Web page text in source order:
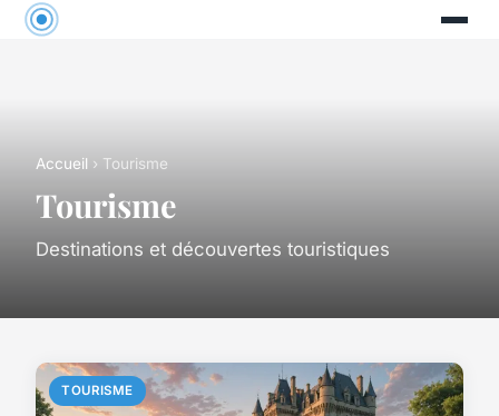
Accueil › Tourisme
Tourisme
Destinations et découvertes touristiques
TOURISME